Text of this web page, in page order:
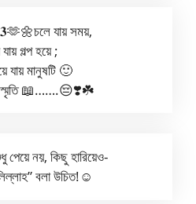
যায় সময়,
গল্প হয়ে ;
যায় মানুষটি 🙂
স্মৃতি 📖…….😔❣️☘️
নয়, কিছু হারিয়েও-
বলা উচিত!☺️